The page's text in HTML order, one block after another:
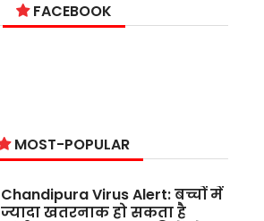
FACEBOOK
MOST-POPULAR
Chandipura Virus Alert: बच्चों में
ज्यादा खतरनाक हो सकता है